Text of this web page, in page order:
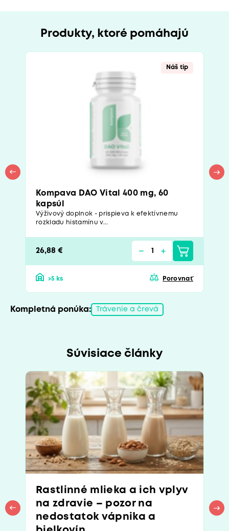
Produkty, ktoré pomáhajú
Náš tip
Kompava DAO Vital 400 mg, 60
kapsúl
Výživový doplnok - prispieva k efektívnemu
rozkladu histamínu v...
26,88 €
>5 ks Porovnať
Kompletná ponúka: Trávenie a črevá
Súvisiace články
Rastlinné mlieka a ich vplyv
na zdravie – pozor na
nedostatok vápnika a